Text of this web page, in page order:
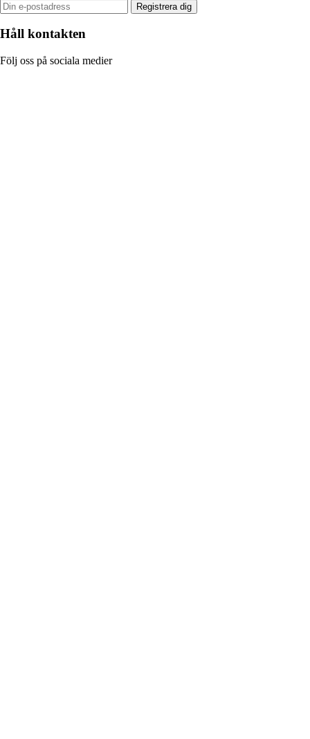
Registrera dig
Håll kontakten
Följ oss på sociala medier